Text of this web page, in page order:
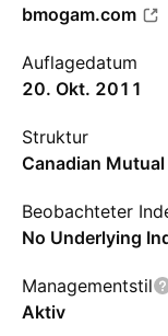
bmogam.com
Auflagedatum
20. Okt. 2011
Struktur
Canadian
Beobachteter
No Underlying
Managementstil
Aktiv